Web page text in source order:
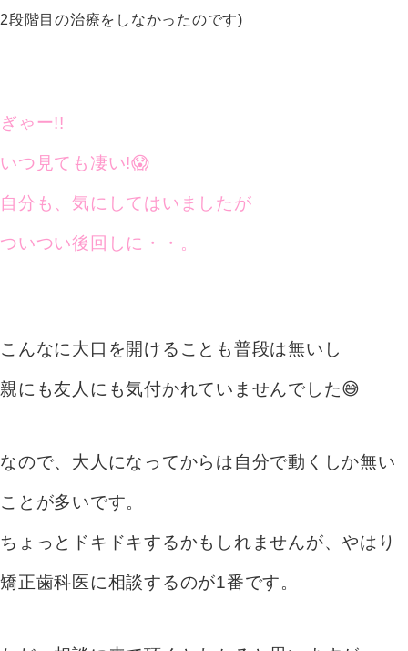
2段階目の治療をしなかったのです)
ぎゃー!!
いつ見ても凄い!😱
自分も、気にしてはいましたが
ついつい後回しに・・。
こんなに大口を開けることも普段は無いし
親にも友人にも気付かれていませんでした😅
なので、大人になってからは自分で動くしか無い
ことが多いです。
ちょっとドキドキするかもしれませんが、やはり
矯正歯科医に相談するのが1番です。